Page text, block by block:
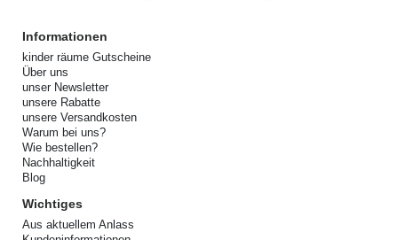
Informationen
kinder räume Gutscheine
Über uns
unser Newsletter
unsere Rabatte
unsere Versandkosten
Warum bei uns?
Wie bestellen?
Nachhaltigkeit
Blog
Wichtiges
Aus aktuellem Anlass